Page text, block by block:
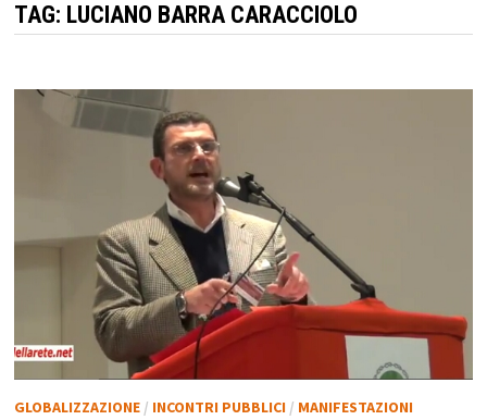
TAG: LUCIANO BARRA CARACCIOLO
GLOBALIZZAZIONE/ INCONTRI PUBBLICI / MANIFESTAZIONI